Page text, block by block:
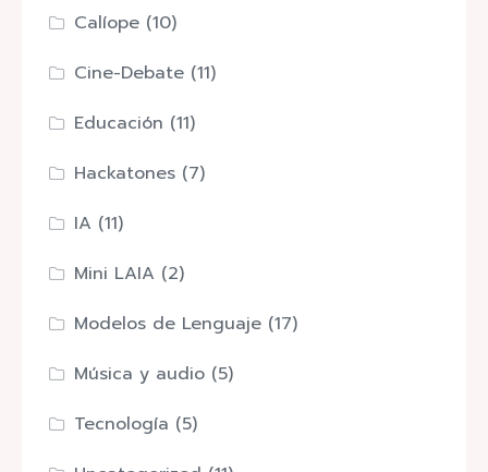
Calíope (10)
Cine-Debate (11)
Educación (11)
Hackatones (7)
IA (11)
Mini LAIA (2)
Modelos de Lenguaje (17)
Música y audio (5)
Tecnología (5)